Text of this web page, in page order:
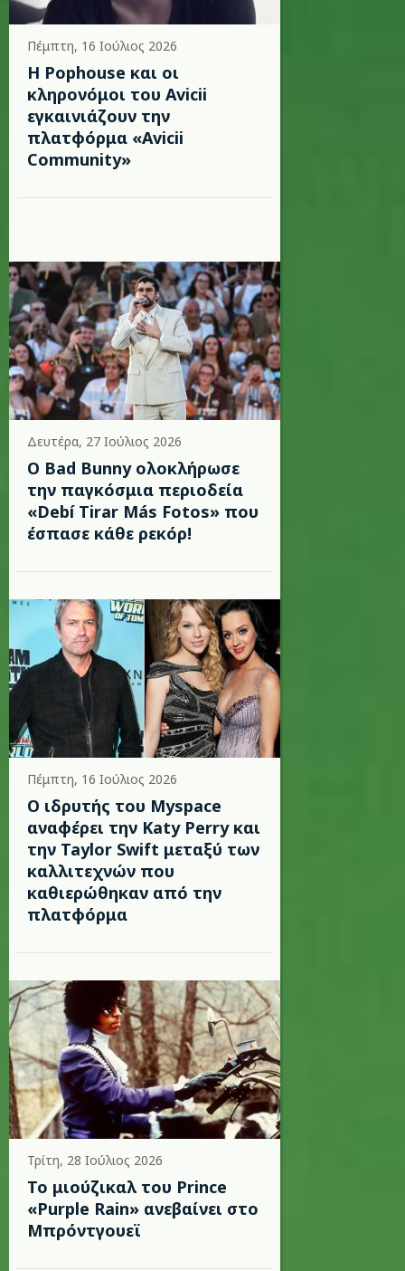
Πέμπτη, 16 Ιούλιος 2026
Η Pophouse και οι
κληρονόμοι του Avicii
εγκαινιάζουν την
πλατφόρμα «Avicii
Community»
Δευτέρα, 27 Ιούλιος 2026
Ο Bad Bunny ολοκλήρωσε
την παγκόσμια περιοδεία
«Debí Tirar Más Fotos» που
έσπασε κάθε ρεκόρ!
Πέμπτη, 16 Ιούλιος 2026
Ο ιδρυτής του Myspace
αναφέρει την Katy Perry και
την Taylor Swift μεταξύ των
καλλιτεχνών που
καθιερώθηκαν από την
πλατφόρμα
Τρίτη, 28 Ιούλιος 2026
Το μιούζικαλ του Prince
«Purple Rain» ανεβαίνει στο
Μπρόντγουεϊ